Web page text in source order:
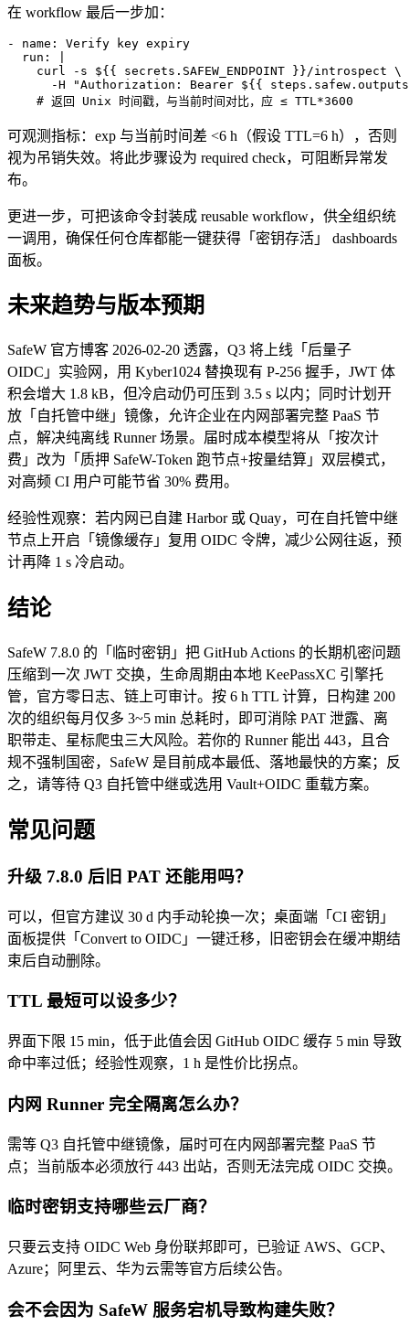
在 workflow 最后一步加：
- name: Verify key expiry
  run: |
    curl -s ${{ secrets.SAFEW_ENDPOINT }}/introspect \
-H "Authorization: Bearer ${{
    # 返回 Unix 时间戳，与当前时间对比，应 ≤ TTL*3600
可观测指标：exp 与当前时间差 <6 h（假设 TTL=6 h），否则
视为吊销失效。将此步骤设为 required check，可阻断异常发
布。
更进一步，可把该命令封装成 reusable workflow，供全组织统
一调用，确保任何仓库都能一键获得「密钥存活」 dashboards
面板。
未来趋势与版本预期
SafeW 官方博客 2026-02-20 透露，Q3 将上线「后量子
OIDC」实验网，用 Kyber1024 替换现有 P-256 握手，JWT 体
积会增大 1.8 kB，但冷启动仍可压到 3.5 s 以内；同时计划开
放「自托管中继」镜像，允许企业在内网部署完整 PaaS 节
点，解决纯离线 Runner 场景。届时成本模型将从「按次计
费」改为「质押 SafeW-Token 跑节点+按量结算」双层模式，
对高频 CI 用户可能节省 30% 费用。
经验性观察：若内网已自建 Harbor 或 Quay，可在自托管中继
节点上开启「镜像缓存」复用 OIDC 令牌，减少公网往返，预
计再降 1 s 冷启动。
结论
SafeW 7.8.0 的「临时密钥」把 GitHub Actions 的长期机密问题
压缩到一次 JWT 交换，生命周期由本地 KeePassXC 引擎托
管，官方零日志、链上可审计。按 6 h TTL 计算，日构建 200
次的组织每月仅多 3~5 min 总耗时，即可消除 PAT 泄露、离
职带走、星标爬虫三大风险。若你的 Runner 能出 443，且合
规不强制国密，SafeW 是目前成本最低、落地最快的方案；反
之，请等待 Q3 自托管中继或选用 Vault+OIDC 重载方案。
常见问题
升级 7.8.0 后旧 PAT 还能用吗？
可以，但官方建议 30 d 内手动轮换一次；桌面端「CI 密钥」
面板提供「Convert to OIDC」一键迁移，旧密钥会在缓冲期结
束后自动删除。
TTL 最短可以设多少？
界面下限 15 min，低于此值会因 GitHub OIDC 缓存 5 min 导致
命中率过低；经验性观察，1 h 是性价比拐点。
内网 Runner 完全隔离怎么办？
需等 Q3 自托管中继镜像，届时可在内网部署完整 PaaS 节
点；当前版本必须放行 443 出站，否则无法完成 OIDC 交换。
临时密钥支持哪些云厂商？
只要云支持 OIDC Web 身份联邦即可，已验证 AWS、GCP、
Azure；阿里云、华为云需等官方后续公告。
会不会因为 SafeW 服务宕机导致构建失败？